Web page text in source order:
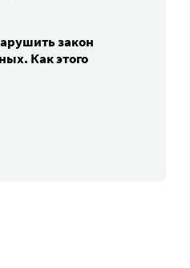
закон
Как этого